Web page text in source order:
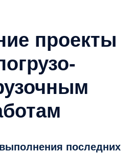
проекты
последних